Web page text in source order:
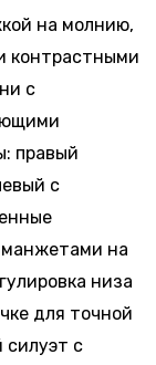
+
+
+
на молнию,
контрастными
с
правый
с
манжетами на
низа
для точной
с